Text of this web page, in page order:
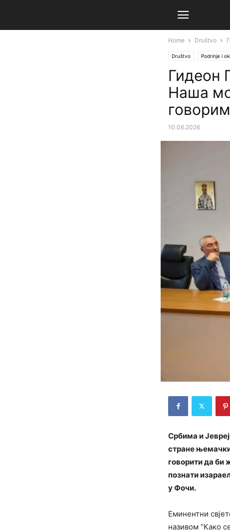
Home Društvo
Društvo Podrinje i
Гидеон
Наша
10.06.2026
Србима и
стране
говорити да би
познати
у Фочи.
Еминентни
називом “Како